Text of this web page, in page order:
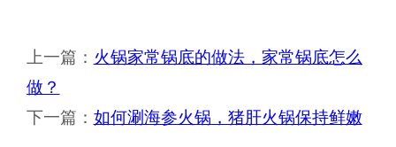
上一篇： 火锅家常锅底的做法，家常锅底怎么
做？
下一篇： 如何涮海参火锅，猪肝火锅保持鲜嫩